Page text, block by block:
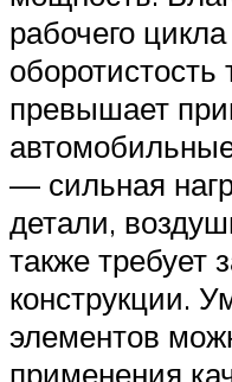
рабочего
оборотистость
превышает
— сильная
детали,
также требует
конструкции.
элементов
применения